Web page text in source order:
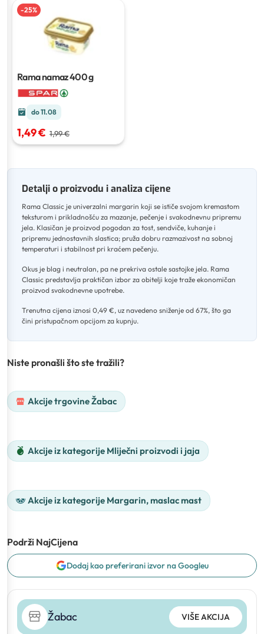
-25%
Rama namaz400 g
do 11.08
1,49 € 1,99 €
Detalji o proizvodu i analiza cijene
Rama Classic je univerzalni margarin koji se ističe svojom kremastom
teksturom i prikladnošću za mazanje, pečenje i svakodnevnu pripremu
jela. Klasičan je proizvod pogodan za tost, sendviče, kuhanje i
pripremu jednostavnih slastica; pruža dobru razmazivost na sobnoj
temperaturi i stabilnost pri kraćem pečenju.
Okus je blag i neutralan, pa ne prekriva ostale sastojke jela. Rama
Classic predstavlja praktičan izbor za obitelji koje traže ekonomičan
proizvod svakodnevne upotrebe.
Trenutna cijena iznosi 0,49 €, uz navedeno sniženje od 67%, što ga
čini pristupačnom opcijom za kupnju.
Niste pronašli što ste tražili?
Akcije trgovine Žabac
Akcije iz kategorije Mliječni proizvodi i jaja
Akcije iz kategorije Margarin, maslac mast
Podrži NajCijena
Dodaj kao preferirani izvor na Googleu
Žabac VIŠE AKCIJA